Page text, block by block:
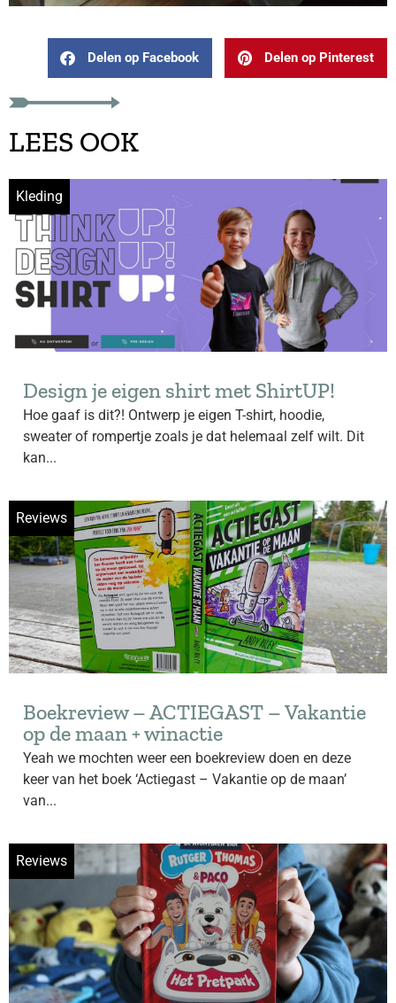
Delen op Facebook Delen op Pinterest
LEES OOK
Kleding
Design je eigen shirt met ShirtUP!
Hoe gaaf is dit?! Ontwerp je eigen T-shirt, hoodie,
sweater of rompertje zoals je dat helemaal zelf wilt. Dit
kan...
Reviews
Boekreview – ACTIEGAST – Vakantie
op de maan + winactie
Yeah we mochten weer een boekreview doen en deze
keer van het boek ‘Actiegast – Vakantie op de maan’
van...
Reviews